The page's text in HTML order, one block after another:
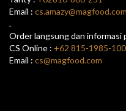
Email : cs.amazy@magfood.com
.
Order langsung dan informasi
CS Online : +62 815-1985-
Email : cs@magfood.com